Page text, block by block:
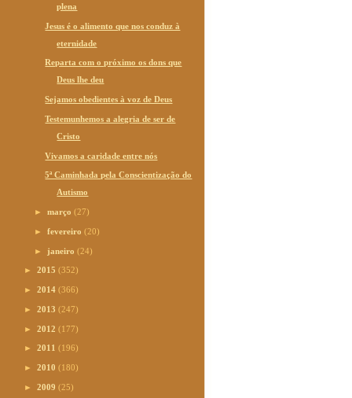
plena
Jesus é o alimento que nos conduz à
eternidade
Reparta com o próximo os dons que
Deus lhe deu
Sejamos obedientes à voz de Deus
Testemunhemos a alegria de ser de
Cristo
Vivamos a caridade entre nós
5ª Caminhada pela Conscientização do
Autismo
►março(27)
►fevereiro(20)
► janeiro(24)
► 2015 (352)
► 2014 (366)
► 2013 (247)
► 2012 (177)
► 2011 (196)
► 2010 (180)
► 2009 (25)